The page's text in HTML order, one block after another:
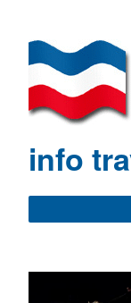
info